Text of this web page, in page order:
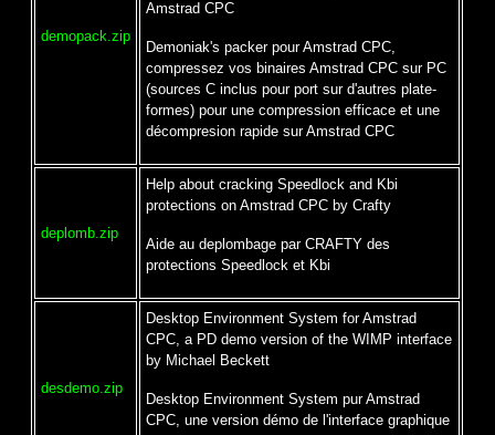
demopack.zip
Amstrad CPC
Demoniak's packer pour Amstrad CPC,
compressez vos binaires Amstrad CPC sur PC
(sources C inclus pour port sur d'autres plate-
formes) pour une compression efficace et une
décompresion rapide sur Amstrad CPC
deplomb.zip
Help about cracking Speedlock and Kbi
protections on Amstrad CPC by Crafty
Aide au deplombage par CRAFTY des
protections Speedlock et Kbi
desdemo.zip
Desktop Environment System for Amstrad
CPC, a PD demo version of the WIMP interface
by Michael Beckett
Desktop Environment System pur Amstrad
CPC, une version démo de l'interface graphique